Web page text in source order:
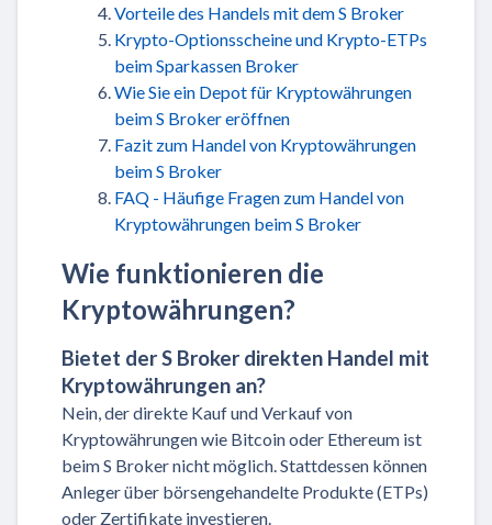
Vorteile des Handels mit dem S Broker
Krypto-Optionsscheine und Krypto-ETPs
beim Sparkassen Broker
Wie Sie ein Depot für Kryptowährungen
beim S Broker eröffnen
Fazit zum Handel von Kryptowährungen
beim S Broker
FAQ - Häufige Fragen zum Handel von
Kryptowährungen beim S Broker
Wie funktionieren die
Kryptowährungen?
Bietet der S Broker direkten Handel mit
Kryptowährungen an?
Nein, der direkte Kauf und Verkauf von
Kryptowährungen wie Bitcoin oder Ethereum ist
beim S Broker nicht möglich. Stattdessen können
Anleger über börsengehandelte Produkte (ETPs)
oder Zertifikate investieren.